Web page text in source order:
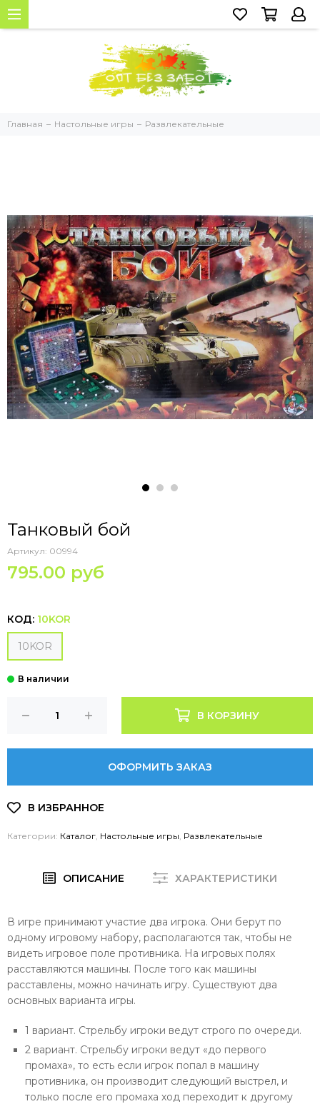
Главная Настольные игры Развлекательные
Танковый бой
Артикул: 00994
795.00 руб
КОД: 10KOR
10KOR
В КОРЗИНУ
ОФОРМИТЬ ЗАКАЗ
Категории: Каталог Настольные игры Развлекательные
ОПИСАНИЕ ХАРАКТЕРИСТИКИ
В игре принимают участие два игрока. Они берут по
одному игровому набору, располагаются так, чтобы не
видеть игровое поле противника. На игровых полях
расставляются машины. После того как машины
расставлены, можно начинать игру. Существуют два
основных варианта игры.
1 вариант. Стрельбу игроки ведут строго по очереди.
2 вариант. Стрельбу игроки ведут «до первого
промаха», то есть если игрок попал в машину
противника, он производит следующий выстрел, и
только после его промаха ход переходит к другому